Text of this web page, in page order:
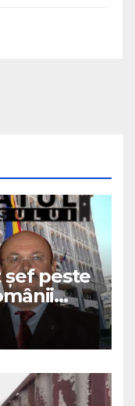
șef peste
Va
2025 că